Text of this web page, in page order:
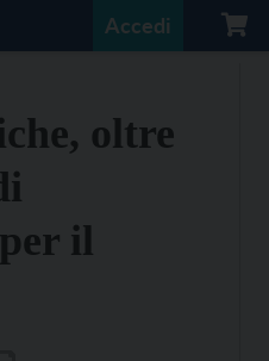
Accedi
oltre
il